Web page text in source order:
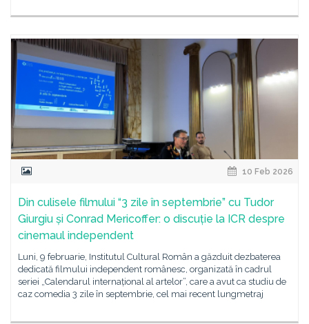
10 Feb 2026
Din culisele filmului “3 zile în septembrie” cu Tudor
Giurgiu și Conrad Mericoffer: o discuție la ICR despre
cinemaul independent
Luni, 9 februarie, Institutul Cultural Român a găzduit dezbaterea
dedicată filmului independent românesc, organizată în cadrul
seriei „Calendarul internațional al artelor”, care a avut ca studiu de
caz comedia 3 zile în septembrie, cel mai recent lungmetraj